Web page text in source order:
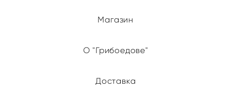
Магазин
О "Грибоедове"
Доставка